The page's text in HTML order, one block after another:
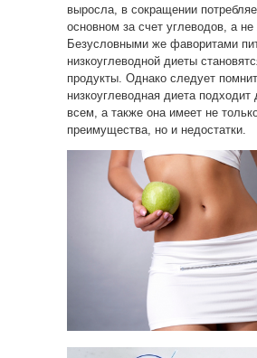
выросла, в сокращении
основном за счет углеводов, а
Безусловными же фаворитами
низкоуглеводной диеты
продукты. Однако следует
низкоуглеводная диета подходит
всем, а также она имеет не
преимущества, но и недостатки.